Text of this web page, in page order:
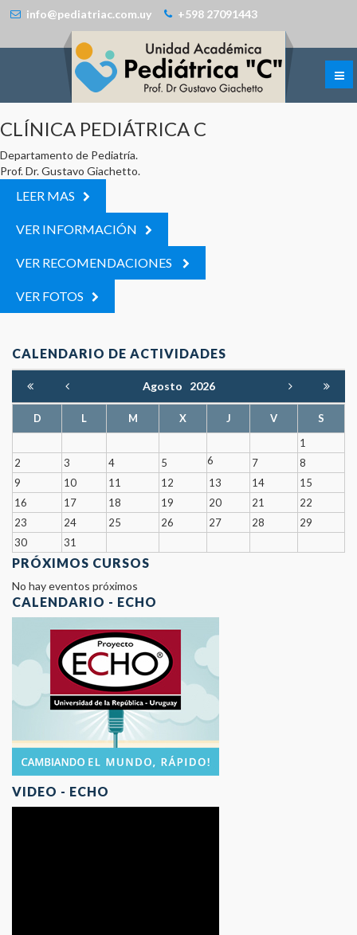
info@pediatriac.com.uy +598 27091443
CLÍNICA PEDIÁTRICA C
Departamento de Pediatría.
Prof. Dr. Gustavo Giachetto.
LEER MAS
VER INFORMACIÓN
VER RECOMENDACIONES
VER FOTOS
CALENDARIO DE ACTIVIDADES
Agosto 2026
D L M X J V
S
1
2
3 4 5 6 7
8
9
10 11 12 13 14
15
16
17 18 19 20 21
22
23
24 25 26 27 28
29
30
31
PRÓXIMOS CURSOS
No hay eventos próximos
CALENDARIO - ECHO
VIDEO - ECHO